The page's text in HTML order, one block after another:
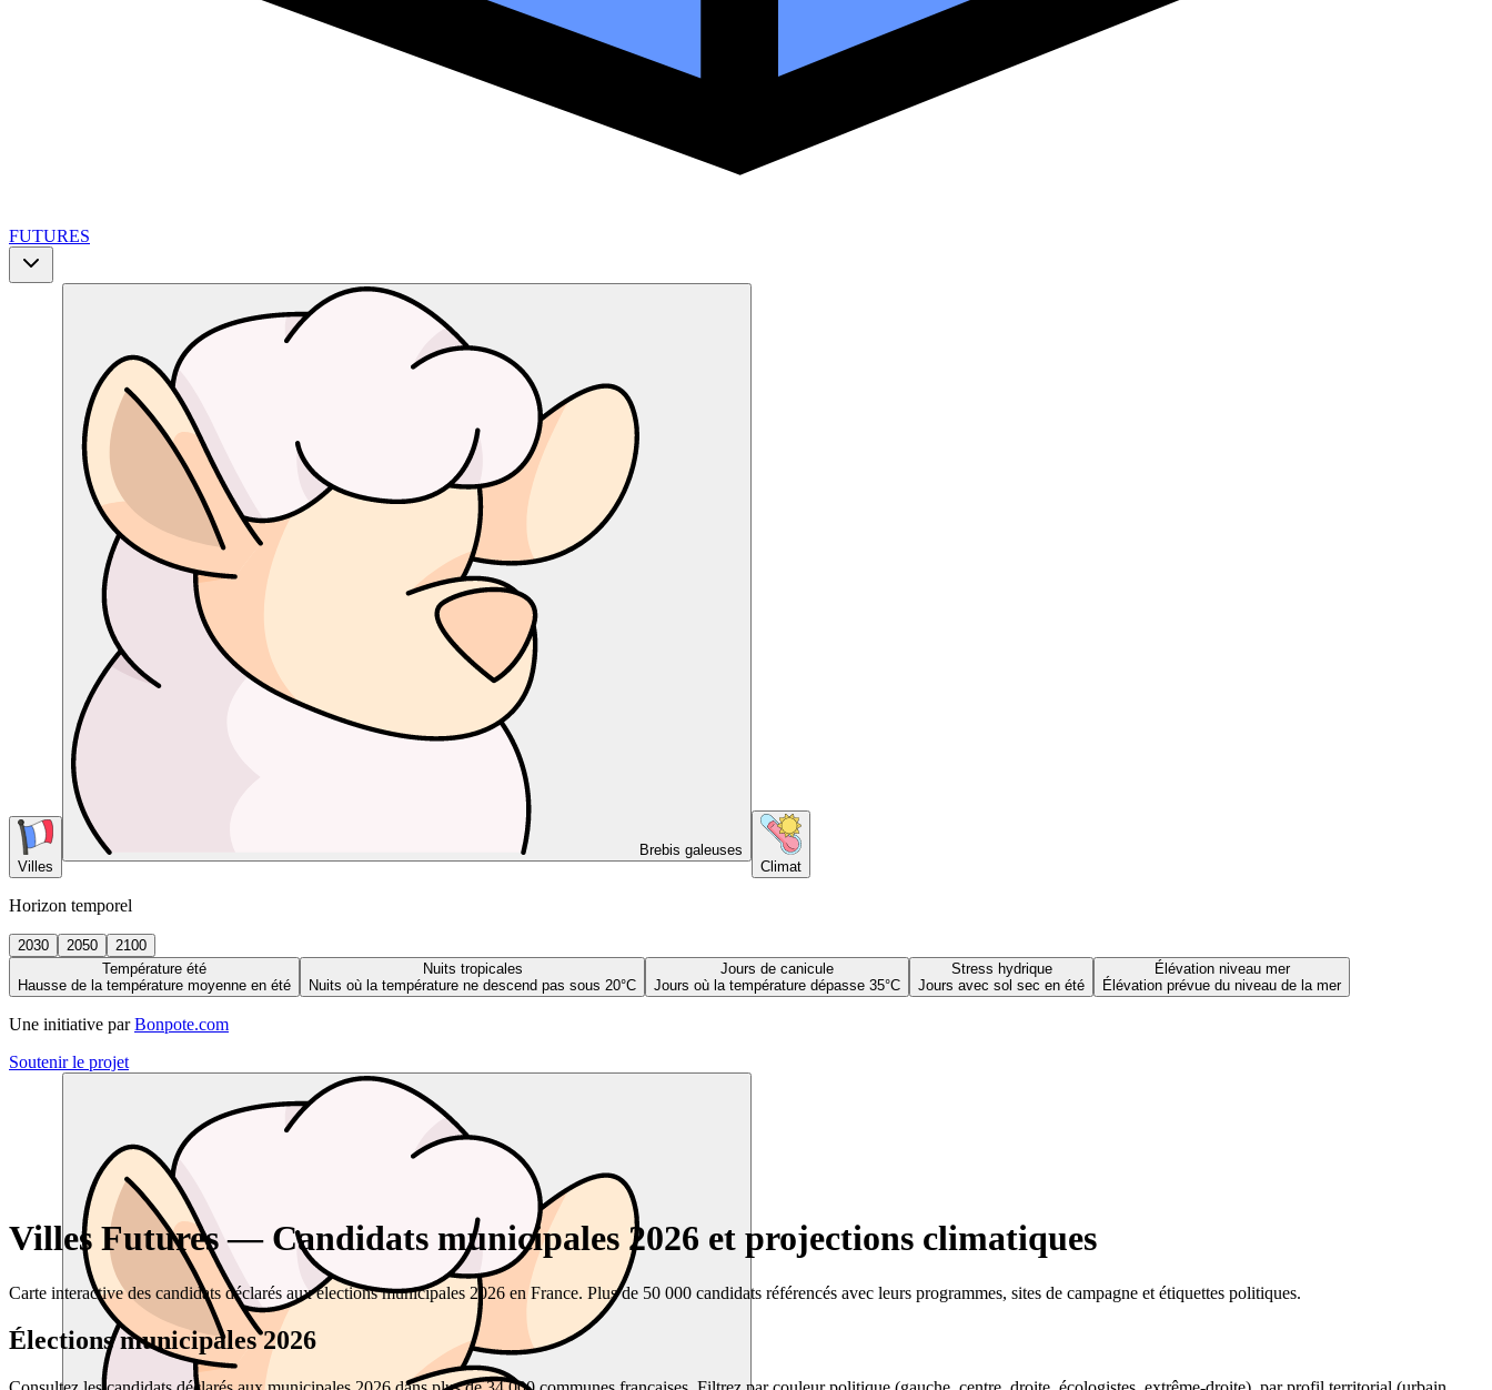
FUTURES
Villes
Brebis galeuses
Climat
Horizon temporel
2030 2050
2100
Température été
Hausse de la température moyenne en été
Nuits tropicales
Nuits où la température ne descend pas sous 20°C
Jours de canicule
Jours où la température dépasse 35°C
Stress hydrique
Jours avec sol sec en été
Élévation niveau mer
Élévation prévue du niveau de la mer
Une initiative par Bonpote.com
Soutenir le projet
Villes Futures — Candidats municipales 2026 et projections climatiques
Carte interactive des candidats déclarés aux élections municipales 2026 en France. Plus de 50 000 candidats référencés avec leurs programmes, sites de campagne et étiquettes politiques.
Élections municipales 2026